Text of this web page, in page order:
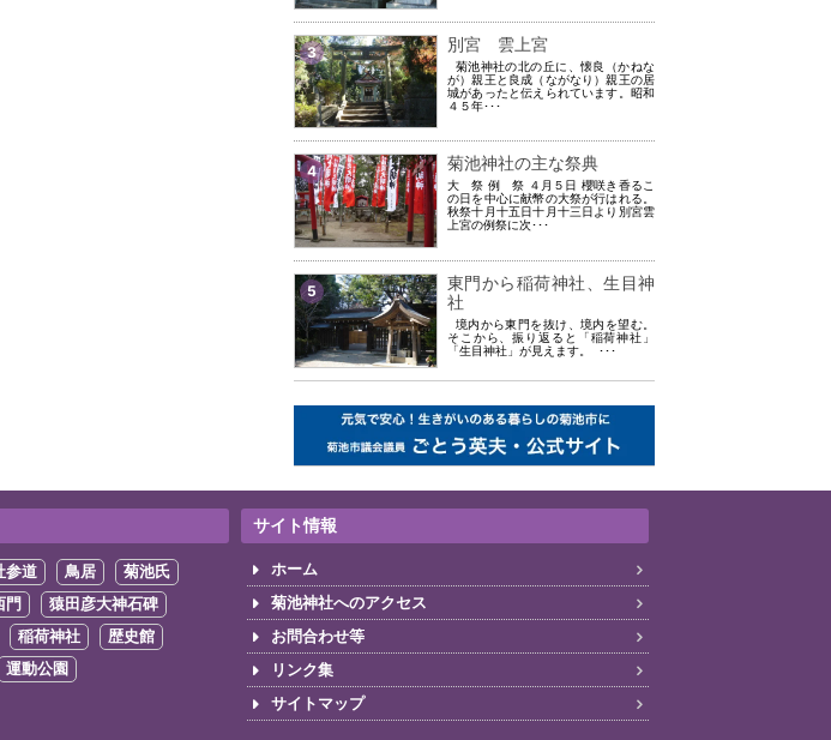
3 別宮 雲上宮
菊池神社の北の丘に、懐良（かねな
が）親王と良成（ながなり）親王の居
城があったと伝えられています。昭和
４５年･･･
4 菊池神社の主な祭典
大 祭 例 祭 ４月５日 櫻咲き香るこ
の日を中心に献幣の大祭が行はれる。
秋祭十月十五日十月十三日より別宮雲
上宮の例祭に次･･･
5
東門から稲荷神社、生目神
社
境内から東門を抜け、境内を望む。
そこから、振り返ると「稲荷神社」
「生目神社」が見えます。 ･･･
参道 鳥居
菊池氏
門
猿田彦大神石碑
稲荷神社
歴史館
運動公園
サイト情報
ホーム
菊池神社へのアクセス
お問合わせ等
リンク集
サイトマップ